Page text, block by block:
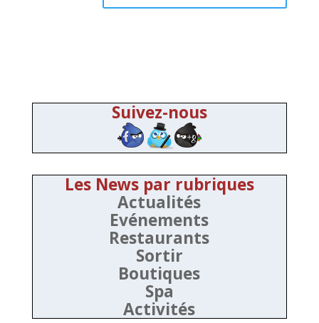
Suivez-nous
Les News par rubriques
Actualités
Evénements
Restaurants
Sortir
Boutiques
Spa
Activités